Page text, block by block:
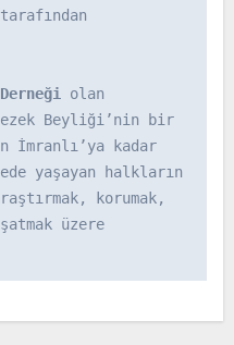
olan
Beyliği’nin bir
İmranlı’ya kadar
yaşayan halkların
korumak,
üzere